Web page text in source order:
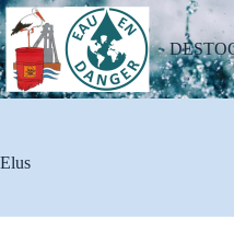
Passer
au
contenu
Elus